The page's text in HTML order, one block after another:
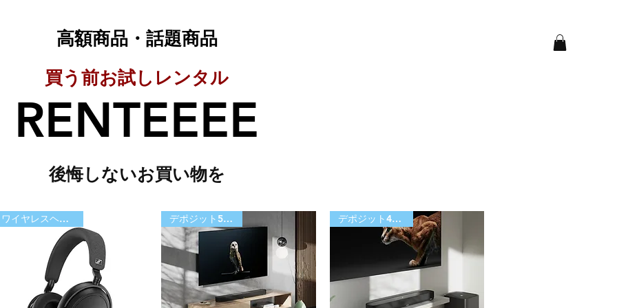
高額商品・話題商品
買う前お試しレンタル
RENTEEEE
​後悔しないお買い物を
ワイヤレスヘッドホン デポジット50000円 デポジット40,000円